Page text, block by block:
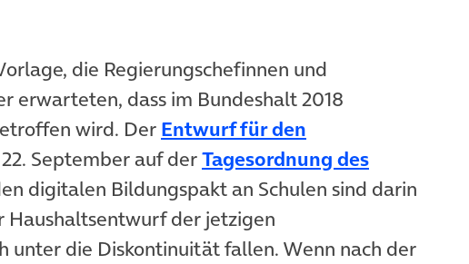
die Regierungschefinnen und
erwarteten, dass im Bundeshalt 2018
wird. Der Entwurf für den
Tab)
September auf derTagesordnung des
Tab)
digitalen Bildungspakt an Schulen sind darin
Haushaltsentwurf der jetzigen
unter die Diskontinuität fallen. Wenn nach der